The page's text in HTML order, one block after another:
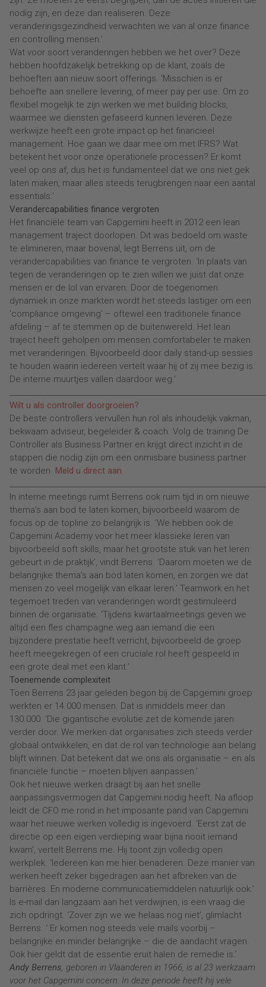
nodig zijn, en deze dan realiseren. Deze
veranderingsgezindheid verwachten we van al onze finance
en controlling mensen.’
Wat voor soort veranderingen hebben we het over? Deze
hebben hoofdzakelijk betrekking op de klant, zoals de
behoeften aan nieuw soort offerings. ‘Misschien is er
behoefte aan snellere levering, of meer pay per use. Om zo
flexibel mogelijk te zijn werken we met building blocks,
waarmee we diensten gefaseerd kunnen leveren. Deze
werkwijze heeft een grote impact op het financieel
management. Hoe gaan we daar mee om met IFRS? Wat
betekent het voor onze operationele processen? Er komt
veel op ons af, dus het is fundamenteel dat we ons niet gek
laten maken, maar alles steeds terugbrengen naar een aantal
essentials.’
Verandercapabilities finance vergroten
Het financiële team van Capgemini heeft in 2012 een lean
management traject doorlopen. Dit was bedoeld om waste
te elimineren, maar bovenal, legt Berrens uit, om de
verandercapabilities van finance te vergroten. ‘In plaats van
tegen de veranderingen op te zien willen we juist dat onze
mensen er de lol van ervaren. Door de toegenomen
dynamiek in onze markten wordt het steeds lastiger om een
‘compliance omgeving’ – oftewel een traditionele finance
afdeling – af te stemmen op de buitenwereld. Het lean
traject heeft geholpen om mensen comfortabeler te maken
met veranderingen. Bijvoorbeeld door daily stand-up sessies
te houden waarin iedereen vertelt waar hij of zij mee bezig is.
De interne muurtjes vallen daardoor weg.’
Wilt u als controller doorgroeien?
De beste controllers vervullen hun rol als inhoudelijk vakman,
bekwaam adviseur, begeleider & coach. Volg de training De
Controller als Business Partner en krijgt direct inzicht in de
stappen die nodig zijn om een onmisbare business partner
te worden. Meld u direct aan.
In interne meetings ruimt Berrens ook ruim tijd in om nieuwe
thema’s aan bod te laten komen, bijvoorbeeld waarom de
focus op de topline zo belangrijk is. ‘We hebben ook de
Capgemini Academy voor het meer klassieke leren van
bijvoorbeeld soft skills, maar het grootste stuk van het leren
gebeurt in de praktijk’, vindt Berrens. ‘Daarom moeten we de
belangrijke thema’s aan bod laten komen, en zorgen we dat
mensen zo veel mogelijk van elkaar leren.’ Teamwork en het
tegemoet treden van veranderingen wordt gestimuleerd
binnen de organisatie. ‘Tijdens kwartaalmeetings geven we
altijd een fles champagne weg aan iemand die een
bijzondere prestatie heeft verricht, bijvoorbeeld de groep
heeft meegekregen of een cruciale rol heeft gespeeld in
een grote deal met een klant.’
Toenemende complexiteit
Toen Berrens 23 jaar geleden begon bij de Capgemini groep
werkten er 14.000 mensen. Dat is inmiddels meer dan
130.000. ‘Die gigantische evolutie zet de komende jaren
verder door. We merken dat organisaties zich steeds verder
globaal ontwikkelen, en dat de rol van technologie aan belang
blijft winnen. Dat betekent dat we ons als organisatie – en als
financiële functie – moeten blijven aanpassen.’
Ook het nieuwe werken draagt bij aan het snelle
aanpassingsvermogen dat Capgemini nodig heeft. Na afloop
leidt de CFO me rond in het imposante pand van Capgemini
waar het nieuwe werken volledig is ingevoerd. ‘Eerst zat de
directie op een eigen verdieping waar bijna nooit iemand
kwam’, vertelt Berrens me. Hij toont zijn volledig open
werkplek. ‘Iedereen kan me hier benaderen. Deze manier van
werken heeft zeker bijgedragen aan het afbreken van de
barrières. En moderne communicatiemiddelen natuurlijk ook.’
Is e-mail dan langzaam aan het verdwijnen, is een vraag die
zich opdringt. ‘Zover zijn we we helaas nog niet’, glimlacht
Berrens. ‘ Er komen nog steeds vele mails voorbij –
belangrijke en minder belangrijke – die de aandacht vragen.
Ook hier geldt dat de essentie eruit halen de remedie is.’
Andy Berrens, geboren in Vlaanderen in 1966, is al 23 werkzaam
voor het Capgemini concern. In deze periode heeft hij vele